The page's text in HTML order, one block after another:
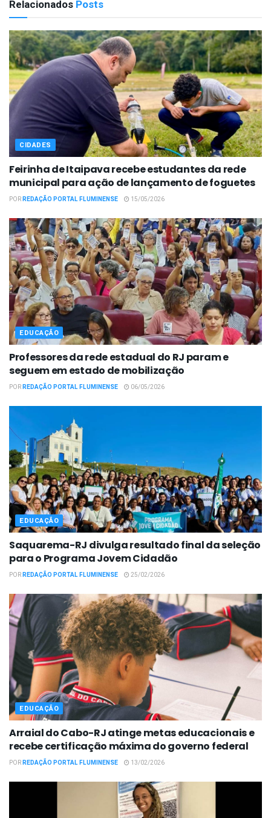
Relacionados Posts
CIDADES
Feirinha de Itaipava recebe estudantes da rede
municipal para ação de lançamento de foguetes
PORREDAÇÃO PORTAL FLUMINENSE 15/05/2026
EDUCAÇÃO
Professores da rede estadual do RJ param e
seguem em estado de mobilização
PORREDAÇÃO PORTAL FLUMINENSE 06/05/2026
EDUCAÇÃO
Saquarema-RJ divulga resultado final da seleção
para o Programa Jovem Cidadão
PORREDAÇÃO PORTAL FLUMINENSE 25/02/2026
EDUCAÇÃO
Arraial do Cabo-RJ atinge metas educacionais e
recebe certificação máxima do governo federal
PORREDAÇÃO PORTAL FLUMINENSE 13/02/2026